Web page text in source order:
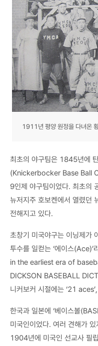
1911년 평양 원정을 다녀온
최초의 야구팀은 1845년에
(Knickerbocker Base Ball
9인제 야구팀이었다. 최초의
뉴저지주 호보켄에서 열렸던
전해지고 있다.
초창기 미국야구는 이닝제가
투수를 일컫는 ‘에이스
in the earliest era of
DICKSON BASEBALL
니커보커 시절에는 ‘21
한국과 일본에 ‘베이스볼
미국인이었다. 여러 견해가
1904년에 미국인 선교사 필